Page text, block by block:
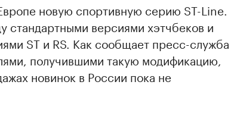
новую спортивную серию ST-Line.
стандартными версиями хэтчбеков и
ST и RS. Как сообщает пресс-служба
получившими такую модификацию,
новинок в России пока не